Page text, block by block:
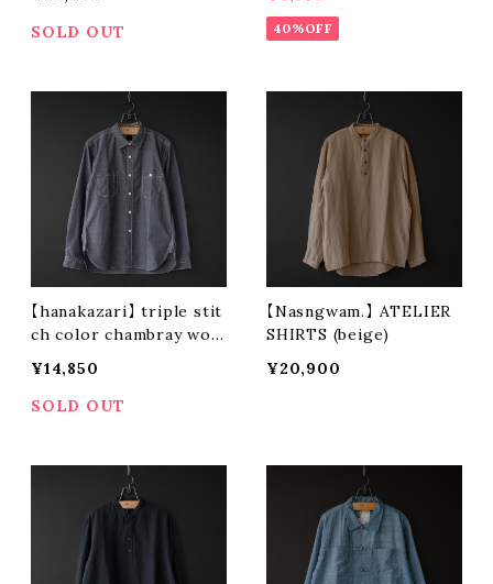
SOLD OUT
40%OFF
【hanakazari】 triple stit
ch color chambray wor
¥14,850
SOLD OUT
【Nasngwam.】 ATELIER
SHIRTS (beige)
¥20,900